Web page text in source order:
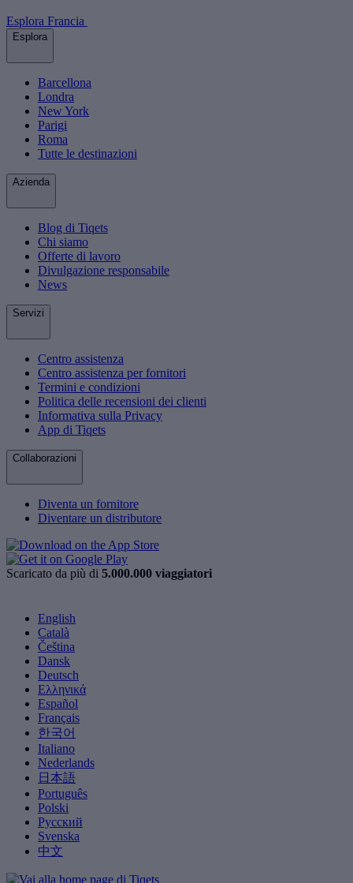
Esplora Francia
Esplora
Barcellona
Londra
New York
Parigi
Roma
Tutte le destinazioni
Azienda
Blog di Tiqets
Chi siamo
Offerte di lavoro
Divulgazione responsabile
News
Servizi
Centro assistenza
Centro assistenza per fornitori
Termini e condizioni
Politica delle recensioni dei clienti
Informativa sulla Privacy
App di Tiqets
Collaborazioni
Diventa un fornitore
Diventare un distributore
Scaricato da più di 5.000.000 viaggiatori
English
Català
Čeština
Dansk
Deutsch
Ελληνικά
Español
Français
한국어
Italiano
Nederlands
日本語
Português
Polski
Русский
Svenska
中文